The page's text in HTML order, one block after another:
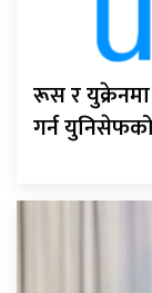
रूस र
गर्न